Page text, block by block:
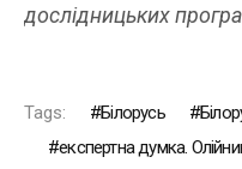
дослідницьких
Tags: Білорусь
експертна думка.